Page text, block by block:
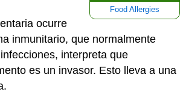
Food Allergies
ocurre
inmunitario, que normalmente
interpreta que
es un invasor. Esto lleva a una